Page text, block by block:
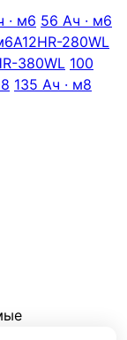
· м6 56 Ач · м6
A12HR-280WL
380WL 100
135 Ач · м8